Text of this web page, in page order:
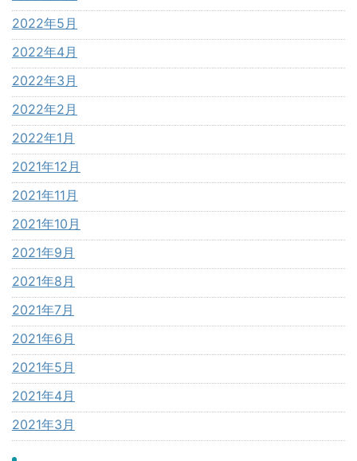
2022年5月
2022年4月
2022年3月
2022年2月
2022年1月
2021年12月
2021年11月
2021年10月
2021年9月
2021年8月
2021年7月
2021年6月
2021年5月
2021年4月
2021年3月